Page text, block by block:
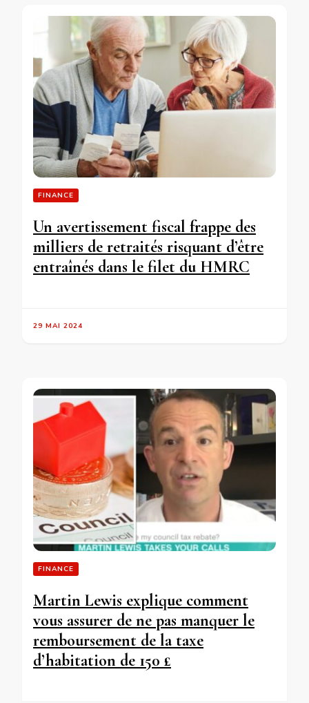
FINANCE
Un avertissement fiscal frappe des
milliers de retraités risquant d’être
entraînés dans le filet du HMRC
29 MAI 2024
FINANCE
Martin Lewis explique comment
vous assurer de ne pas manquer le
remboursement de la taxe
d’habitation de 150 £